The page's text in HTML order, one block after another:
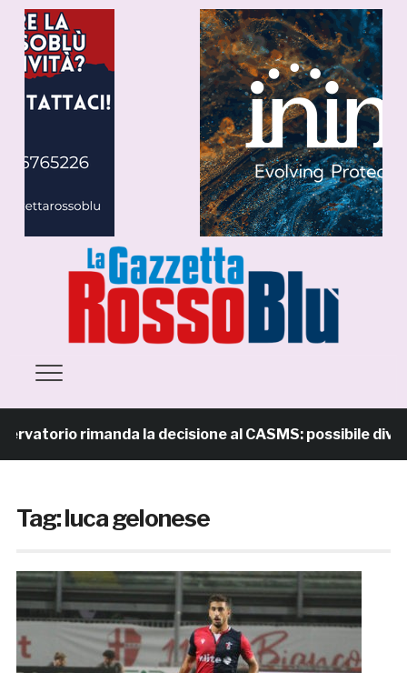
rimanda la decisione al CASMS: possibile divieto
Tag:luca gelonese